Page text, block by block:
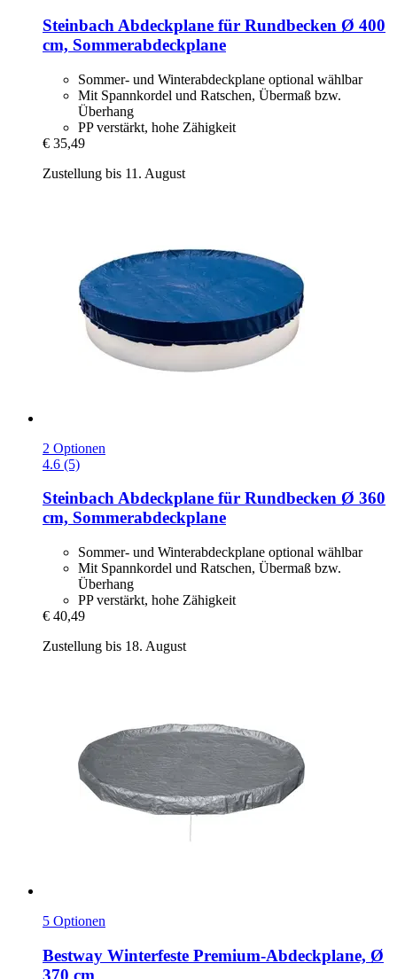
Steinbach Abdeckplane für Rundbecken Ø 400
cm, Sommerabdeckplane
Sommer- und Winterabdeckplane optional wählbar
Mit Spannkordel und Ratschen, Übermaß bzw.
Überhang
PP verstärkt, hohe Zähigkeit
€ 35,49
Zustellung bis 11. August
2 Optionen
4.6 (5)
SteinbachAbdeckplane für Rundbecken Ø 360
cm, Sommerabdeckplane
Sommer- und Winterabdeckplane optional wählbar
Mit Spannkordel und Ratschen, Übermaß bzw.
Überhang
PP verstärkt, hohe Zähigkeit
€ 40,49
Zustellung bis 18. August
5 Optionen
Bestway Winterfeste Premium-​Abdeckplane, Ø
370 cm